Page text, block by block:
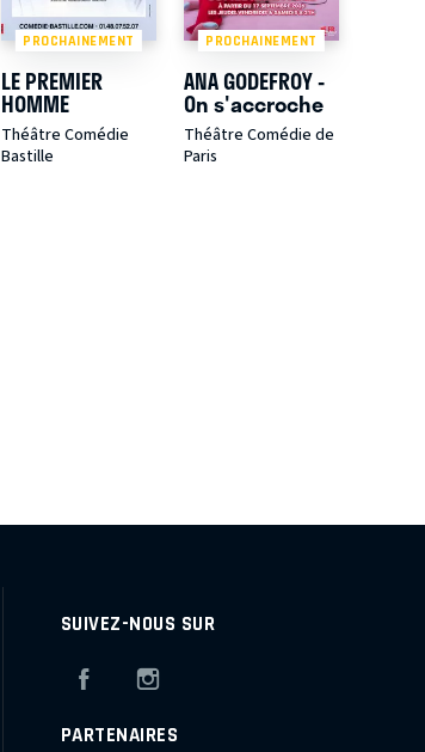
PROCHAINEMENT
LE PREMIER
HOMME
Théâtre Comédie
Bastille
PROCHAINEMENT
ANA GODEFROY -
On s'accroche
Théâtre Comédie de
Paris
SUIVEZ-NOUS SUR
Facebook
PARTENAIRES